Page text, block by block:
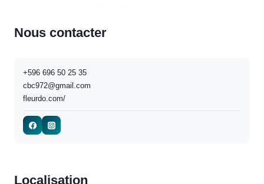
Nous contacter
+596 696 50 25 35
cbc972@gmail.com
fleurdo.com/
Localisation